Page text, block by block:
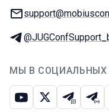
E-mail:
Телеграм:
МЫ В СОЦИАЛЬНЫХ
ЮтубИкс